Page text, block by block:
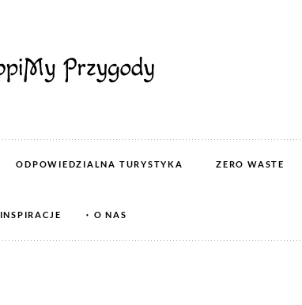
ODPOWIEDZIALNA TURYSTYKA ZERO WASTE
INSPIRACJE O NAS